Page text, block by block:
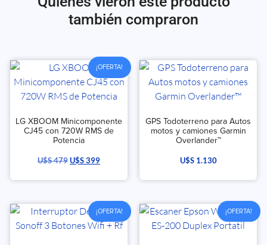
también compraron
¡OFERTA!
LG XBOOM Minicomponente
CJ45 con 720W RMS de
Potencia
U$S479U$S399
GPS Todoterreno para Autos
motos y camiones Garmin
Overlander™
U$S1.130
¡OFERTA! ¡OFERTA!